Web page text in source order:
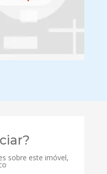
sobre este imóvel,